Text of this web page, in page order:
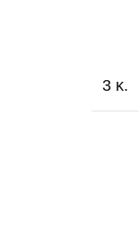
3 κ.